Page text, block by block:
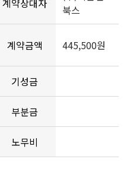
계약상대자
북스
계약금액 445,500원
기성금
부분금
노무비